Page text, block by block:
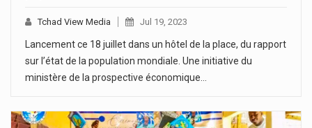
Tchad View Media Jul 19, 2023
Lancement ce 18 juillet dans un hôtel de la place, du rapport
sur l’état de la population mondiale. Une initiative du
ministère de la prospective économique…